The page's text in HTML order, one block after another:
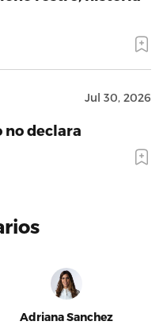
Jul 30, 2026
no declara
Adriana Sanchez